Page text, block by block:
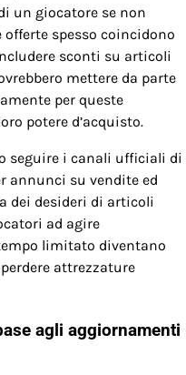
un giocatore se non
spesso coincidono
sconti su articoli
mettere da parte
per queste
potere d’acquisto.
seguire i canali ufficiali di
annunci su vendite ed
dei desideri di articoli
ad agire
limitato diventano
attrezzature
agli aggiornamenti